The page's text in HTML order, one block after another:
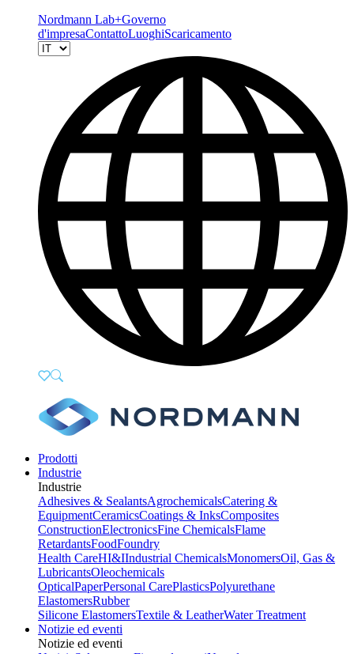
Nordmann Lab+Governo
d'impresaContattoLuoghiScaricamento
Prodotti
Industrie
Industrie
Adhesives & SealantsAgrochemicalsCatering &
EquipmentCeramicsCoatings & InksComposites
ConstructionElectronicsFine ChemicalsFlame
RetardantsFoodFoundry
Health CareHI&IIndustrial ChemicalsMonomersOil, Gas &
LubricantsOleochemicals
OpticalPaperPersonal CarePlasticsPolyurethane
ElastomersRubber
Silicone ElastomersTextile & LeatherWater Treatment
Notizie ed eventi
Notizie ed eventi